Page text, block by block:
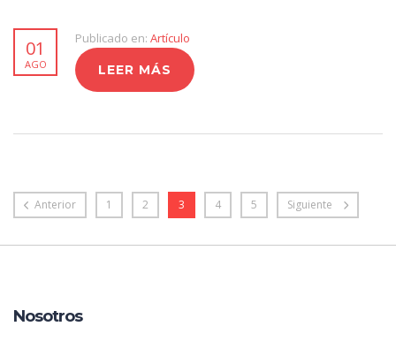
01
AGO
Publicado en: Artículo
LEER MÁS
Anterior 1 2 3 4 5 Siguiente
Nosotros